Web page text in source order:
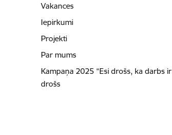
Vakances
Iepirkumi
Projekti
Par mums
Kampaņa 2025 “Esi drošs, ka darbs ir
drošs